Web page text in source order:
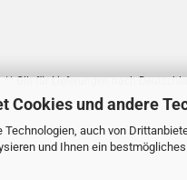
Cookies und andere
auch von
und Ihnen ein
** Gilt für Lieferungen nach